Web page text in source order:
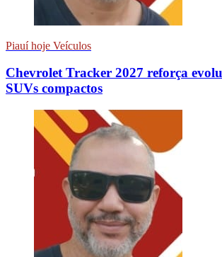
Piauí hoje Veículos
Chevrolet Tracker 2027 reforça
SUVs compactos